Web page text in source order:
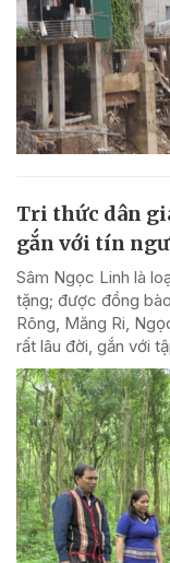
Tri thức dân
gắn với tín
Sâm Ngọc Linh là
tặng; được đồng
Rông, Măng Ri,
rất lâu đời, gắn với